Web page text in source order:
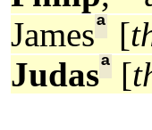
Jamesª [
Judasª [